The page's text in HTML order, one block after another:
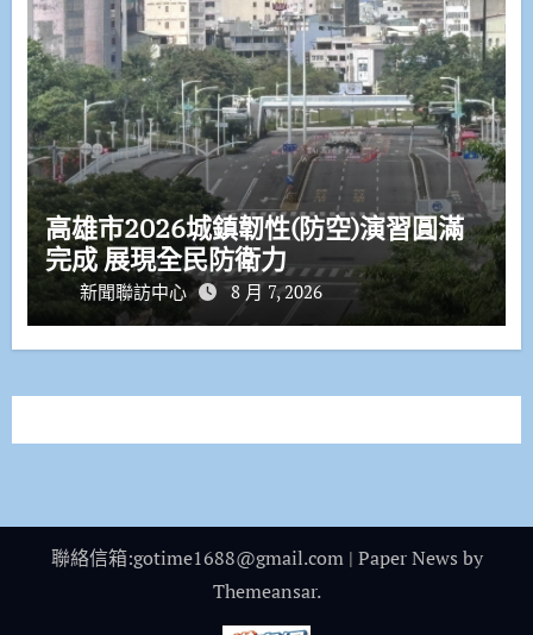
高雄市2026城鎮韌性(防空)演習圓滿
完成 展現全民防衛力
新聞聯訪中心 8 月 7, 2026
聯絡信箱:gotime1688@gmail.com | Paper News by
Themeansar.